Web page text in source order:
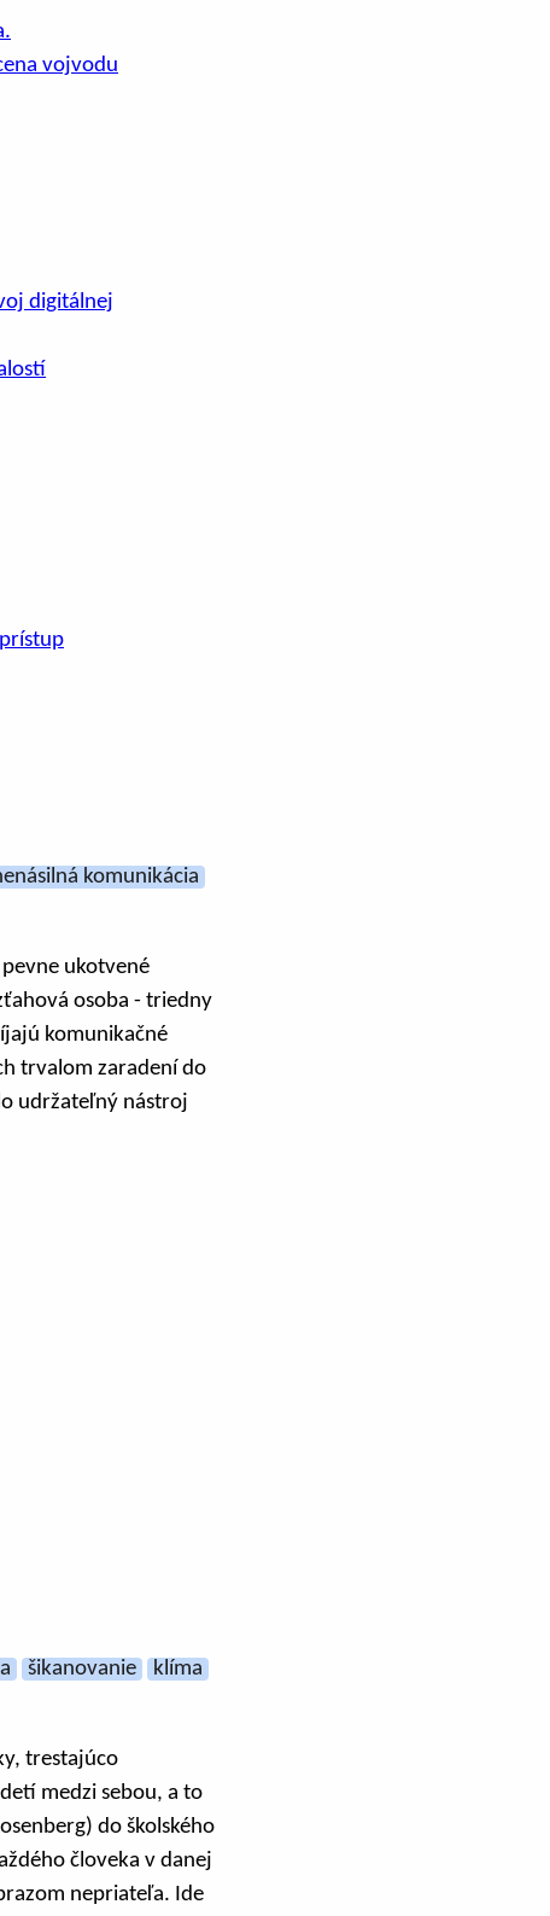
vojvodu
digitálnej
komunikácia
ukotvené
osoba - triedny
komunikačné
trvalom zaradení do
udržateľný nástroj
šikanovanie
klíma
trestajúco
medzi sebou, a to
do školského
človeka v danej
nepriateľa. Ide